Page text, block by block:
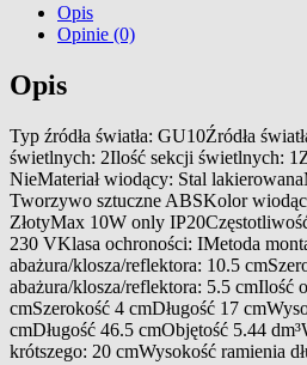
Opis
Opinie (0)
Opis
Typ źródła światła: GU10Źródła
świetlnych: 2Ilość sekcji świetlnych:
NieMateriał wiodący: Stal
Tworzywo sztuczne ABSKolor
ZłotyMax 10W only
230 VKlasa ochroności: IMetoda
abażura/klosza/reflektora: 10.5
abażura/klosza/reflektora: 5.5 cmIlość
cmSzerokość 4 cmDługość 17
cmDługość 46.5 cmObjętość 5.44
krótszego: 20 cmWysokość ramienia